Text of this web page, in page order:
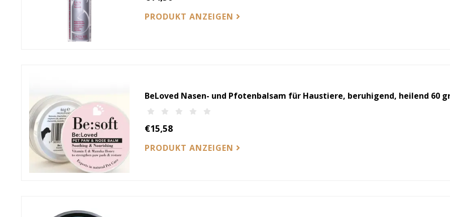
PRODUKT ANZEIGEN
BeLoved Nasen- und Pfotenbalsam für Haustiere, beruhigend, heilend 60
€15,58
PRODUKT ANZEIGEN